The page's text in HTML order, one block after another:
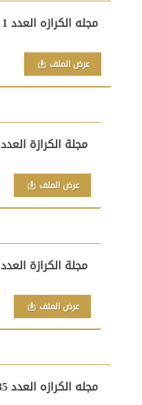
مجله الكرازه العدد 1 1 ابريل 2011
عرض الملف
مجلة الكرازة العدد 9 26 مارس 2010
عرض الملف
مجلة الكرازة العدد 7 12 مارس 2010
عرض الملف
مجله الكرازه العدد 35 29 ديسمبر 2006